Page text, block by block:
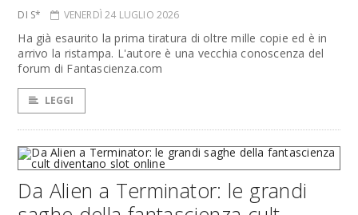
DI S* VENERDÌ 24 LUGLIO 2026
Ha già esaurito la prima tiratura di oltre mille copie ed è in
arrivo la ristampa. L'autore è una vecchia conoscenza del
forum di Fantascienza.com
LEGGI
Da Alien a Terminator: le grandi